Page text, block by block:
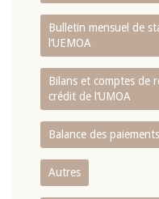
Bulletin mensuel de
l‘UEMOA
Bilans et comptes de
crédit de l‘UMOA
Balance des paiements
Autres